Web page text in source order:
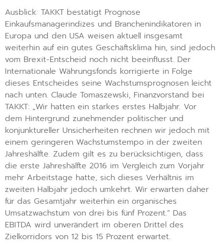
Ausblick: TAKKT bestätigt Prognose
Einkaufsmanagerindizes und Branchenindikatoren in
Europa und den USA weisen aktuell insgesamt
weiterhin auf ein gutes Geschäftsklima hin, sind jedoch
vom Brexit-Entscheid noch nicht beeinflusst. Der
Internationale Währungsfonds korrigierte in Folge
dieses Entscheides seine Wachstumsprognosen leicht
nach unten. Claude Tomaszewski, Finanzvorstand bei
TAKKT: „Wir hatten ein starkes erstes Halbjahr. Vor
dem Hintergrund zunehmender politischer und
konjunktureller Unsicherheiten rechnen wir jedoch mit
einem geringeren Wachstumstempo in der zweiten
Jahreshälfte. Zudem gilt es zu berücksichtigen, dass
die erste Jahreshälfte 2016 im Vergleich zum Vorjahr
mehr Arbeitstage hatte, sich dieses Verhältnis im
zweiten Halbjahr jedoch umkehrt. Wir erwarten daher
für das Gesamtjahr weiterhin ein organisches
Umsatzwachstum von drei bis fünf Prozent.“ Das
EBITDA wird unverändert im oberen Drittel des
Zielkorridors von 12 bis 15 Prozent erwartet.